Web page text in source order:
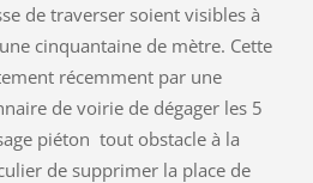
de traverser soient visibles à
cinquantaine de mètre. Cette
récemment par une
de voirie de dégager les 5
piéton tout obstacle à la
de supprimer la place de